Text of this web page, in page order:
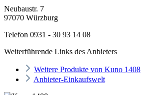
Neubaustr. 7
97070 Würzburg
Telefon 0931 - 30 93 14 08
Weiterführende Links des Anbieters
Weitere Produkte von Kuno 1408
Anbieter-Einkaufswelt